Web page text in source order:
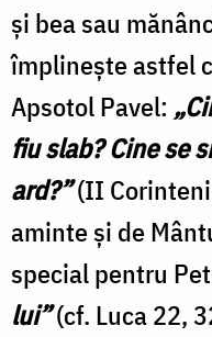
şi bea sau
împlineşte astfel
Apsotol Pavel:
fiu slab? Cine se
ard?”(II Corinteni
aminte şi de
special pentru
lui”(cf. Luca 22,